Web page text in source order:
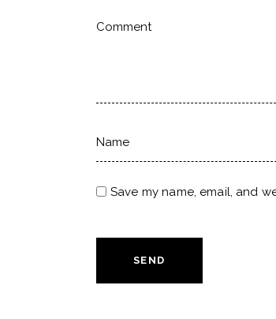
Save my name, email, and
SEND